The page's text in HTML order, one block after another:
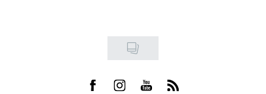
Visit us on Facebook
Visit us on Instagram
Visit us on Youtube
Visit us on Rss